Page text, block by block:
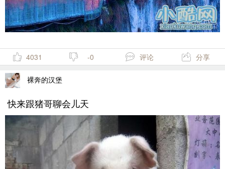
4031 -0 评论 分享
裸奔的汉堡
快来跟猪哥聊会儿天